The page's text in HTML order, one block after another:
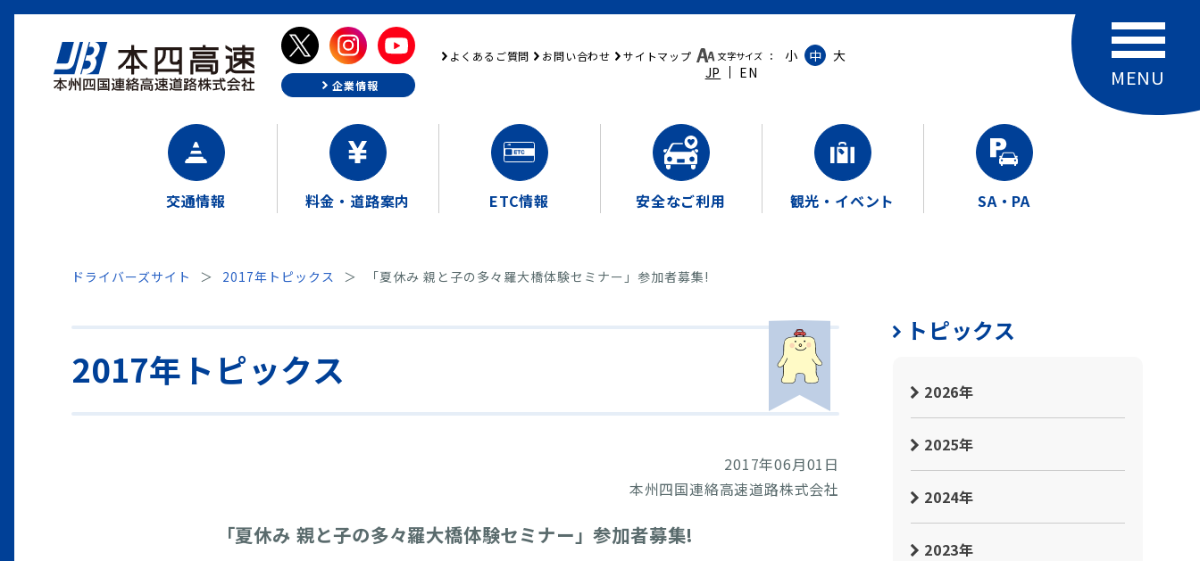
企業情報
よくあるご質問 お問い合わせ サイトマップ 文字サイズ ： 小 中
大
JP
EN
交通情報 料金・道路案内 ETC情報 安全なご利用 観光・イベント SA・PA
ドライバーズサイト 2017年トピックス 「夏休み 親と子の多々羅大橋体験セミナー」参加者募集!
2017年トピックス
2017年06月01日
本州四国連絡高速道路株式会社
「夏休み 親と子の多々羅大橋体験セミナー」参加者募集!
トピックス
2026年
2025年
2024年
2023年